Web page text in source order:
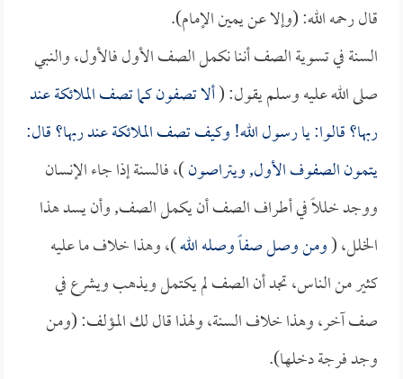
قال رحمه الله: (وإلا عن يمين الإمام).
السنة في تسوية الصف أننا نكمل الصف الأول فالأول، والنبي
صلى الله عليه وسلم يقول: (ألا تصفون كما تصف الملائكة عند
ربها؟ قالوا: يا رسول الله! وكيف تصف الملائكة عند ربها؟ قال:
يتمون الصفوف الأول, ويتراصون)، فالسنة إذا جاء الإنسان
ووجد خللاً في أطراف الصف أن يكمل الصف, وأن يسد هذا
الخلل، (ومن وصل صفاً وصله الله)، وهذا خلاف ما عليه
كثير من الناس، تجد أن الصف لم يكتمل ويذهب ويشرع في
صف آخر، وهذا خلاف السنة، ولهذا قال لك المؤلف: (ومن
وجد فرجة دخلها).